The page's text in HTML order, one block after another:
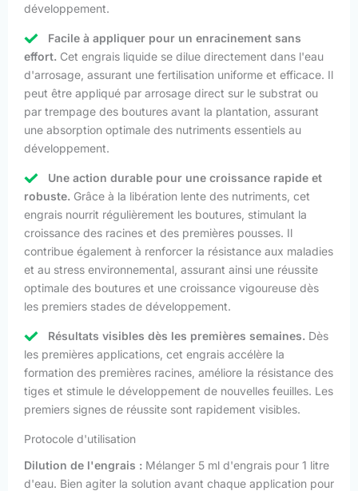
développement.
Facile à appliquer pour un enracinement sans
effort. Cet engrais liquide se dilue directement dans l'eau
d'arrosage, assurant une fertilisation uniforme et efficace. Il
peut être appliqué par arrosage direct sur le substrat ou
par trempage des boutures avant la plantation, assurant
une absorption optimale des nutriments essentiels au
développement.
Une action durable pour une croissance rapide et
robuste. Grâce à la libération lente des nutriments, cet
engrais nourrit régulièrement les boutures, stimulant la
croissance des racines et des premières pousses. Il
contribue également à renforcer la résistance aux maladies
et au stress environnemental, assurant ainsi une réussite
optimale des boutures et une croissance vigoureuse dès
les premiers stades de développement.
Résultats visibles dès les premières semaines. Dès
les premières applications, cet engrais accélère la
formation des premières racines, améliore la résistance des
tiges et stimule le développement de nouvelles feuilles. Les
premiers signes de réussite sont rapidement visibles.
Protocole d'utilisation
Dilution de l'engrais : Mélanger 5 ml d'engrais pour 1 litre
d'eau. Bien agiter la solution avant chaque application pour